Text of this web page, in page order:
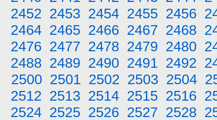
2452 2453 2454 2455 2456
2464 2465 2466 2467 2468
2476 2477 2478 2479 2480
2488 2489 2490 2491 2492
2500 2501 2502 2503 2504
2512 2513 2514 2515 2516
2524 2525 2526 2527 2528